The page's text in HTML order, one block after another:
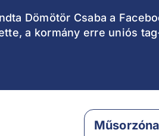
Dömötör Csaba a
a kormány erre uniós
Műsorzóna